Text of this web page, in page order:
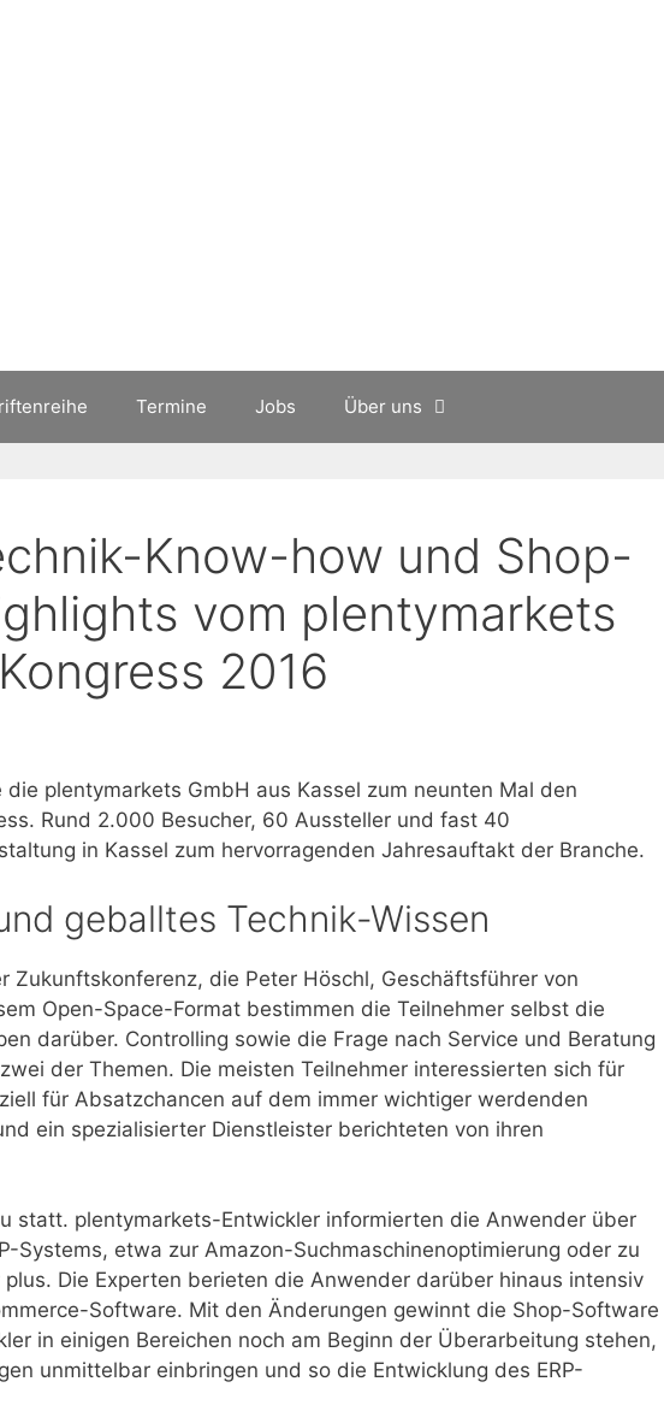
Termine Jobs Über uns
Know-how und Shop-
vom plentymarkets
2016
plentymarkets GmbH aus Kassel zum neunten Mal den
Rund 2.000 Besucher, 60 Aussteller und fast 40
in Kassel zum hervorragenden Jahresauftakt der Branche.
geballtes Technik-Wissen
Zukunftskonferenz, die Peter Höschl, Geschäftsführer von
Open-Space-Format bestimmen die Teilnehmer selbst die
darüber. Controlling sowie die Frage nach Service und Beratung
der Themen. Die meisten Teilnehmer interessierten sich für
für Absatzchancen auf dem immer wichtiger werdenden
ein spezialisierter Dienstleister berichteten von ihren
statt. plentymarkets-Entwickler informierten die Anwender über
Systems, etwa zur Amazon-Suchmaschinenoptimierung oder zu
Die Experten berieten die Anwender darüber hinaus intensiv
Software. Mit den Änderungen gewinnt die Shop-Software
in einigen Bereichen noch am Beginn der Überarbeitung stehen,
unmittelbar einbringen und so die Entwicklung des ERP-